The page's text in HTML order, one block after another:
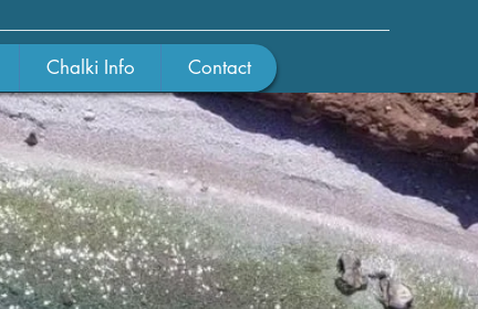
Chalki Info Contact